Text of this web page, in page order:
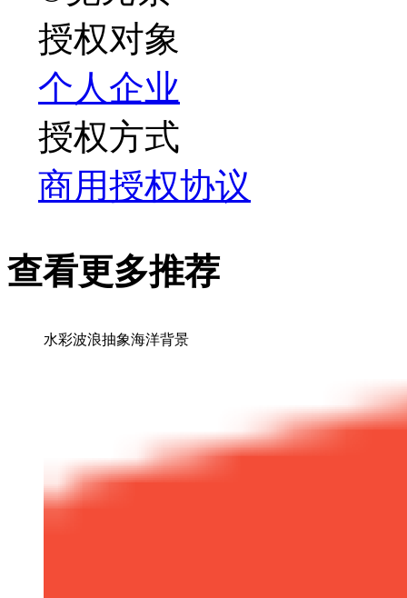
授权对象
个人企业
授权方式
商用授权协议
查看更多推荐
水彩波浪抽象海洋背景